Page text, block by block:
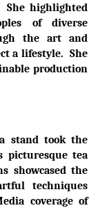
She highlighted
of diverse
the art and
a lifestyle. She
production
stand took the
picturesque tea
showcased the
techniques
coverage of